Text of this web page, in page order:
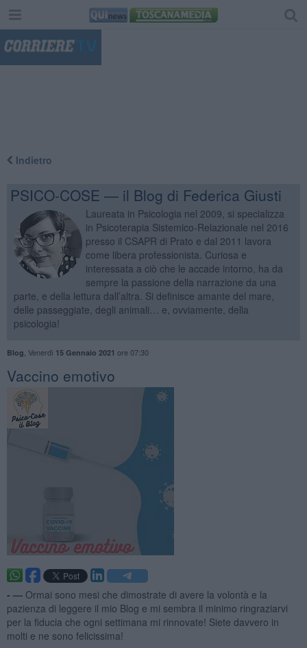
Indietro
PSICO-COSE — il Blog di Federica Giusti
Laureata in Psicologia nel 2009, si specializza
in Psicoterapia Sistemico-Relazionale nel 2016
presso il CSAPR di Prato e dal 2011 lavora
come libera professionista. Curiosa e
interessata a ciò che le accade intorno, ha da
sempre la passione della narrazione da una
parte, e della lettura dall’altra. Si definisce amante del mare,
delle passeggiate, degli animali… e, ovviamente, della
psicologia!
Blog Venerdì 15 Gennaio 2021 ore 07:30
​Vaccino emotivo
- — Ormai sono mesi che dimostrate di avere la volontà e la
pazienza di leggere il mio Blog e mi sembra il minimo ringraziarvi
per la fiducia che ogni settimana mi rinnovate! Siete davvero in
molti e ne sono felicissima!